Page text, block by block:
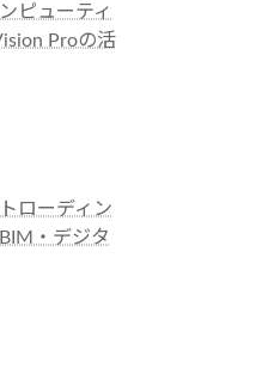
ピューティ
Proの活
ローディン
・デジタ